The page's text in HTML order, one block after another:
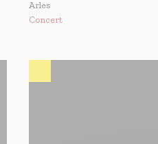
Arles
Concert